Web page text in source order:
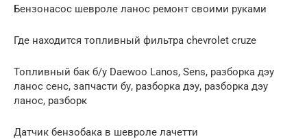
Бензонасос шевроле ланос ремонт своими руками
Где находится топливный фильтра chevrolet cruze
Топливный бак б/у Daewoo Lanos, Sens, разборка дэу
ланос сенс, запчасти бу, разборка дэу, разборка дэу
ланос, разборк
Датчик бензобака в шевроле лачетти